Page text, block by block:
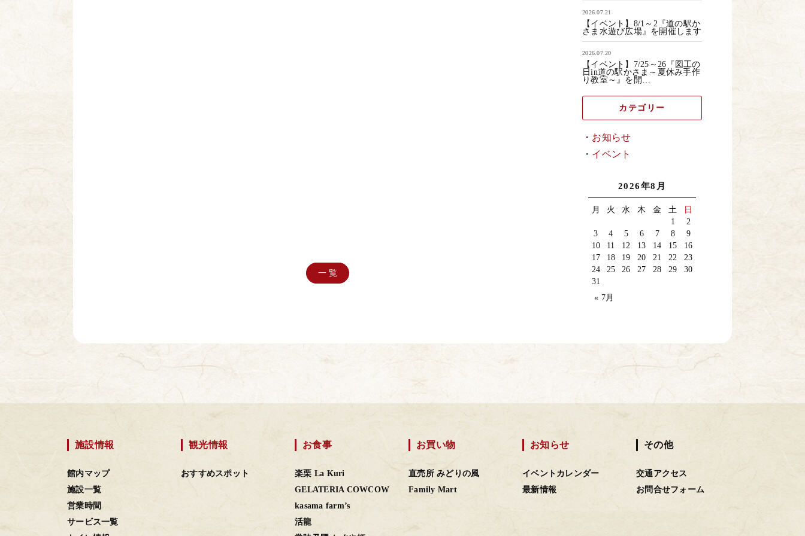
一 覧
2026.07.21
【イベント】8/1～2『道の駅か
さま水遊び広場』を開催します
2026.07.20
【イベント】7/25～26『図工の
日in道の駅かさま～夏休み手作
り教室～』を開…
カテゴリー
お知らせ
イベント
2026年8月
月 火 水 木 金 土
日
1
2
3
4 5 6 7 8
9
10
11 12 13 14 15
16
17
18 19 20 21 22
23
24
25 26 27 28 29
30
31
« 7月
施設情報
館内マップ
施設一覧
営業時間
サービス一覧
観光情報
おすすめスポット
お食事
楽栗 La Kuri
GELATERIA COWCOW
kasama farm’s
活龍
お買い物
直売所 みどりの風
Family Mart
お知らせ
イベントカレンダー
最新情報
その他
交通アクセス
お問合せフォーム